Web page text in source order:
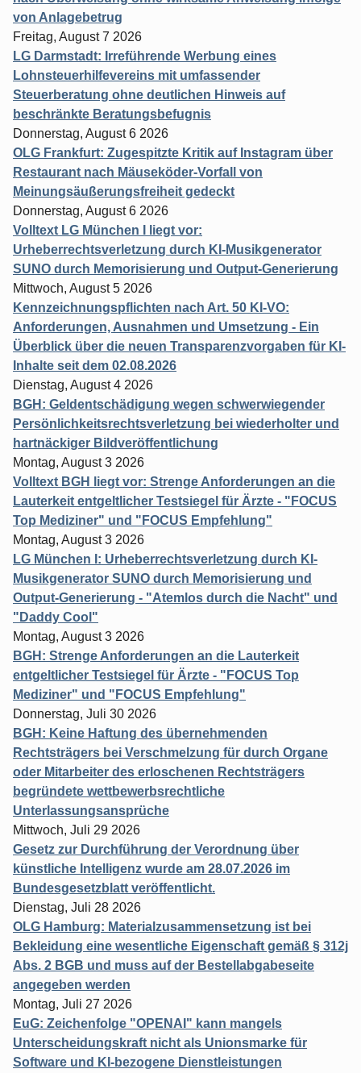
von Anlagebetrug
Freitag, August 7 2026
LG Darmstadt: Irreführende Werbung eines
Lohnsteuerhilfevereins mit umfassender
Steuerberatung ohne deutlichen Hinweis auf
beschränkte Beratungsbefugnis
Donnerstag, August 6 2026
OLG Frankfurt: Zugespitzte Kritik auf Instagram über
Restaurant nach Mäuseköder-Vorfall von
Meinungsäußerungsfreiheit gedeckt
Donnerstag, August 6 2026
Volltext LG München I liegt vor:
Urheberrechtsverletzung durch KI-Musikgenerator
SUNO durch Memorisierung und Output-Generierung
Mittwoch, August 5 2026
Kennzeichnungspflichten nach Art. 50 KI-VO:
Anforderungen, Ausnahmen und Umsetzung - Ein
Überblick über die neuen Transparenzvorgaben für KI-
Inhalte seit dem 02.08.2026
Dienstag, August 4 2026
BGH: Geldentschädigung wegen schwerwiegender
Persönlichkeitsrechtsverletzung bei wiederholter und
hartnäckiger Bildveröffentlichung
Montag, August 3 2026
Volltext BGH liegt vor: Strenge Anforderungen an die
Lauterkeit entgeltlicher Testsiegel für Ärzte - "FOCUS
Top Mediziner" und "FOCUS Empfehlung"
Montag, August 3 2026
LG München I: Urheberrechtsverletzung durch KI-
Musikgenerator SUNO durch Memorisierung und
Output-Generierung - "Atemlos durch die Nacht" und
"Daddy Cool"
Montag, August 3 2026
BGH: Strenge Anforderungen an die Lauterkeit
entgeltlicher Testsiegel für Ärzte - "FOCUS Top
Mediziner" und "FOCUS Empfehlung"
Donnerstag, Juli 30 2026
BGH: Keine Haftung des übernehmenden
Rechtsträgers bei Verschmelzung für durch Organe
oder Mitarbeiter des erloschenen Rechtsträgers
begründete wettbewerbsrechtliche
Unterlassungsansprüche
Mittwoch, Juli 29 2026
Gesetz zur Durchführung der Verordnung über
künstliche Intelligenz wurde am 28.07.2026 im
Bundesgesetzblatt veröffentlicht.
Dienstag, Juli 28 2026
OLG Hamburg: Materialzusammensetzung ist bei
Bekleidung eine wesentliche Eigenschaft gemäß § 312j
Abs. 2 BGB und muss auf der Bestellabgabeseite
angegeben werden
Montag, Juli 27 2026
EuG: Zeichenfolge "OPENAI" kann mangels
Unterscheidungskraft nicht als Unionsmarke für
Software und KI-bezogene Dienstleistungen